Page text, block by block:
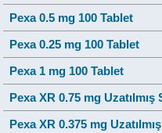
Pexa 0.5 mg 100 Tablet
Pexa 0.25 mg 100 Tablet
Pexa 1 mg 100 Tablet
Pexa XR 0.75 mg Uzatılmış
Pexa XR 0.375 mg